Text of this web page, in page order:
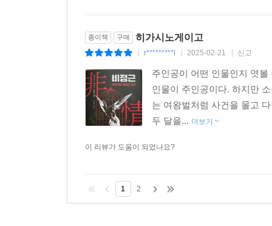
종이책 구매 히가시노게이고
r*********l 2025-02-21 신고
주인공이 어떤 인물인지 엿
인물이 주인공이다. 하지만
는 여왕벌처럼 사건을 몰고
두 달을... 더보기
이 리뷰가 도움이 되었나요?
1 2